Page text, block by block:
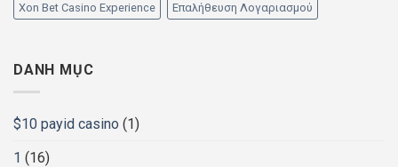
Xon Bet Casino Experience Επαλήθευση Λογαριασμού
DANH MỤC
$10 payid casino (1)
1 (16)